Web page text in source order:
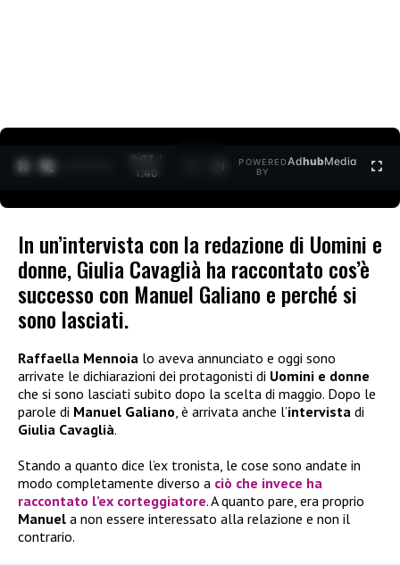
0:03 /
1:40
POWERED
BY
AdhubMedia
In un’intervista con la redazione di Uomini e
donne, Giulia Cavaglià ha raccontato cos’è
successo con Manuel Galiano e perché si
sono lasciati.
Raffaella Mennoia lo aveva annunciato e oggi sono
arrivate le dichiarazioni dei protagonisti di Uomini e donne
che si sono lasciati subito dopo la scelta di maggio. Dopo le
parole di Manuel Galiano, è arrivata anche l’intervista di
Giulia Cavaglià.
Stando a quanto dice l’ex tronista, le cose sono andate in
modo completamente diverso a ciò che invece ha
raccontato l’ex corteggiatore. A quanto pare, era proprio
Manuel a non essere interessato alla relazione e non il
contrario.